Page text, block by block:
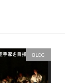
BLOG